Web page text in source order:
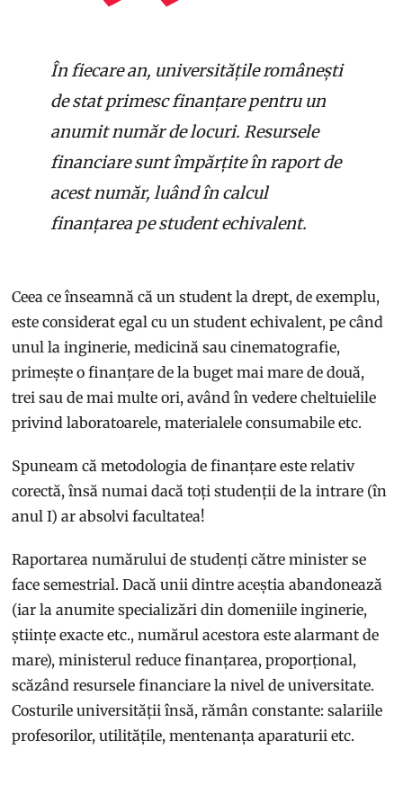
În fiecare an, universitățile românești
de stat primesc finanțare pentru un
anumit număr de locuri. Resursele
financiare sunt împărțite în raport de
acest număr, luând în calcul
finanțarea pe student echivalent.
Ceea ce înseamnă că un student la drept, de exemplu,
este considerat egal cu un student echivalent, pe când
unul la inginerie, medicină sau cinematografie,
primește o finanțare de la buget mai mare de două,
trei sau de mai multe ori, având în vedere cheltuielile
privind laboratoarele, materialele consumabile etc.
Spuneam că metodologia de finanțare este relativ
corectă, însă numai dacă toți studenții de la intrare (în
anul I) ar absolvi facultatea!
Raportarea numărului de studenți către minister se
face semestrial. Dacă unii dintre aceștia abandonează
(iar la anumite specializări din domeniile inginerie,
științe exacte etc., numărul acestora este alarmant de
mare), ministerul reduce finanțarea, proporțional,
scăzând resursele financiare la nivel de universitate.
Costurile universității însă, rămân constante: salariile
profesorilor, utilitățile, mentenanța aparaturii etc.